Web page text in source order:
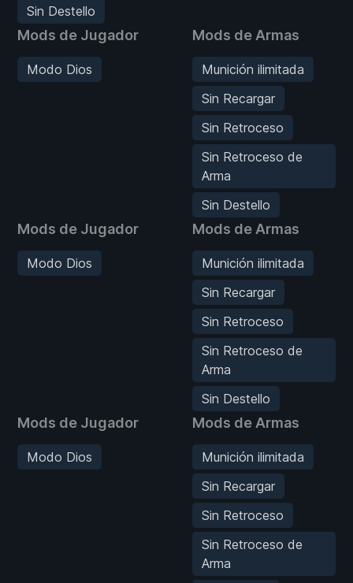
Sin Destello
Mods de Jugador
Modo Dios
Mods de Armas
Munición ilimitada
Sin Recargar
Sin Retroceso
Sin Retroceso de
Arma
Sin Destello
Mods de Jugador
Modo Dios
Mods de Armas
Munición ilimitada
Sin Recargar
Sin Retroceso
Sin Retroceso de
Arma
Sin Destello
Mods de Jugador
Modo Dios
Mods de Armas
Munición ilimitada
Sin Recargar
Sin Retroceso
Sin Retroceso de
Arma